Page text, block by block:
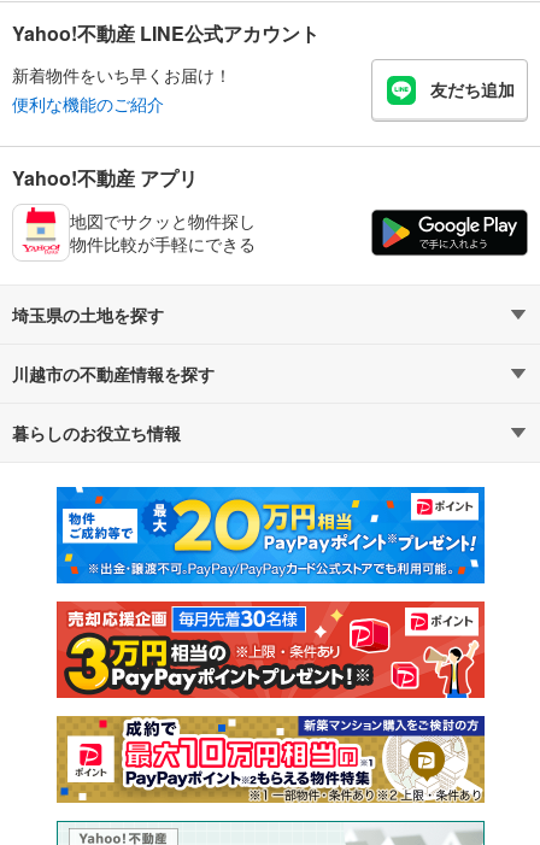
Yahoo!不動産 LINE公式アカウント
新着物件をいち早くお届け！
便利な機能のご紹介
友だち追加
Yahoo!不動産 アプリ
地図でサクッと物件探し
物件比較が手軽にできる
埼玉県の土地を探す
路線・駅から探す
通勤・通学時間から探す
川越市の不動産情報を探す
不動産・住宅
新築マンション 中古マンション
新築一戸建て 中古一戸建て
注文住宅 土地
売却査定
暮らしのお役立ち情報
マンションカタログ 教えて！住まいの先生